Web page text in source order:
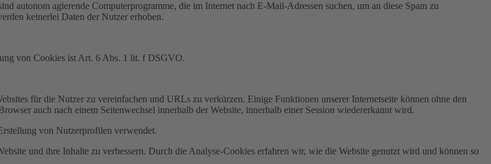
autonom agierende Computerprogramme, die im Internet nach E-Mail-Adressen suchen, um an diese Spam zu
keinerlei Daten der Nutzer erhoben.
von Cookies ist Art. 6 Abs. 1 lit. f DSGVO.
für die Nutzer zu vereinfachen und URLs zu verkürzen. Einige Funktionen unserer Internetseite können ohne den
auch nach einem Seitenwechsel innerhalb der Website, innerhalb einer Session wiedererkannt wird.
von Nutzerprofilen verwendet.
und ihre Inhalte zu verbessern. Durch die Analyse-Cookies erfahren wir, wie die Website genutzt wird und können so